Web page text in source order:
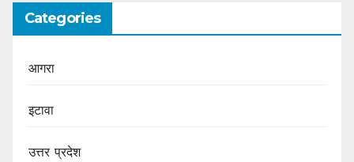
Categories
आगरा
इटावा
उत्तर प्रदेश